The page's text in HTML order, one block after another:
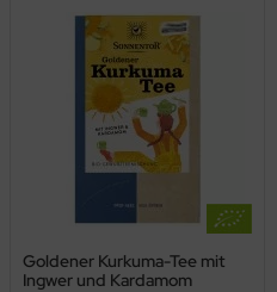
Goldener Kurkuma-Tee mit
Ingwer und Kardamom